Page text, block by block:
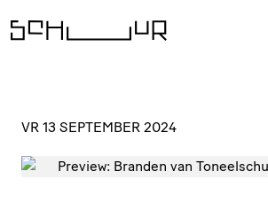
VR 13 SEPTEMBER 2024